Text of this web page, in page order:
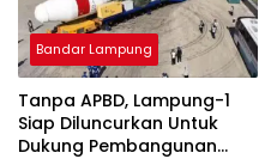
Bandar Lampung
Tanpa APBD, Lampung-1
Siap Diluncurkan Untuk
Dukung Pembangunan